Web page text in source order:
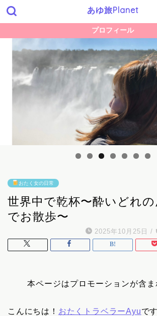
あゆ旅Planet
プロフィール
おたく女の日常
世界中で乾杯〜酔いどれ
でお散歩〜
2025年10月25日 /
本ページはプロモーションが含
こんにちは！ おたくトラベラーAyuです